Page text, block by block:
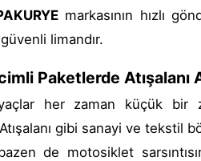
markasının hızlı
güvenli limandır.
Paketlerde Atışalanı
her zaman küçük bir
gibi sanayi ve tekstil
de motosiklet